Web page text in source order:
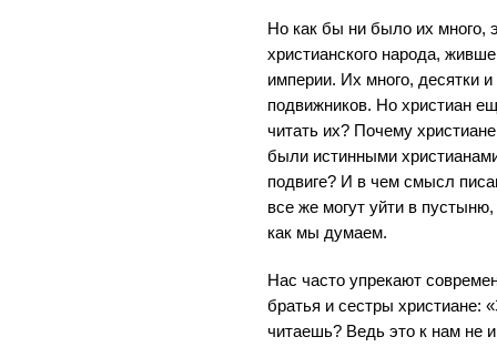
Но как бы ни было их много,
христианского народа,
империи. Их много, десятки
подвижников. Но христиан
читать их? Почему
были истинными
подвиге? И в чем смысл
все же могут уйти в пустыню,
как мы думаем.
Нас часто упрекают
братья и сестры христиане:
читаешь? Ведь это к нам не